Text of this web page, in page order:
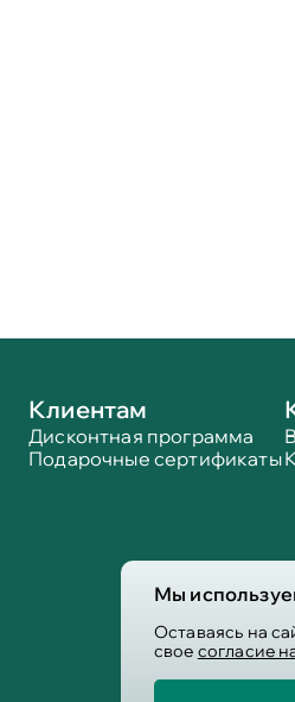
Мы
Оставаясь на
свое согласие
Клиентам
Дисконтная программа
Подарочные сертификаты